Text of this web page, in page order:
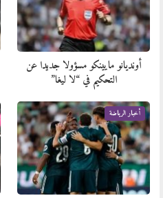
أونديانو مايينكو مسؤولا جديدا عن
التحكيم في “لا ليغا”
أخبار الرياضة